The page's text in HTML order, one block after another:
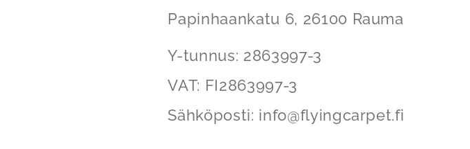
Papinhaankatu 6, 26100 Rauma
Y-tunnus: 2863997-3
VAT: FI2863997-3
Sähköposti: info@flyingcarpet.fi